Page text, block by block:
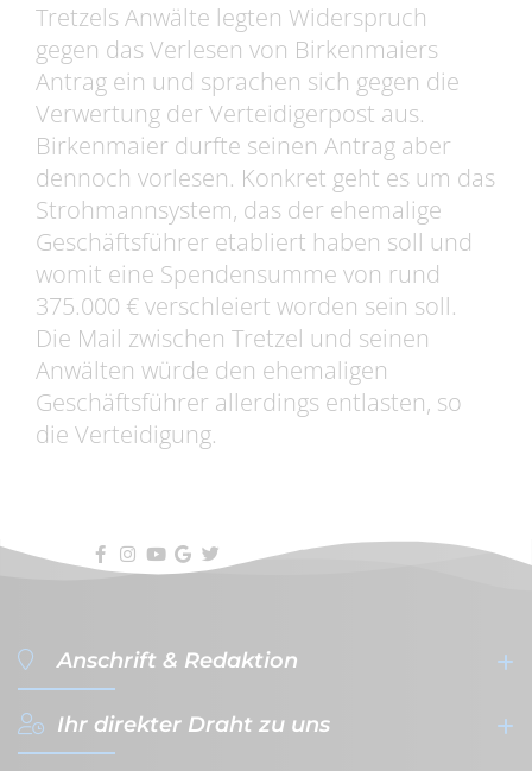
Tretzels Anwälte legten Widerspruch
gegen das Verlesen von Birkenmaiers
Antrag ein und sprachen sich gegen die
Verwertung der Verteidigerpost aus.
Birkenmaier durfte seinen Antrag aber
dennoch vorlesen. Konkret geht es um das
Strohmannsystem, das der ehemalige
Geschäftsführer etabliert haben soll und
womit eine Spendensumme von rund
375.000 € verschleiert worden sein soll.
Die Mail zwischen Tretzel und seinen
Anwälten würde den ehemaligen
Geschäftsführer allerdings entlasten, so
die Verteidigung.
Anschrift & Redaktion
filterVERLAG GmbH & Co. KG
Ihr direkter Draht zu uns